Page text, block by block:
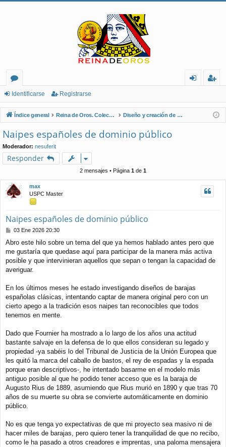
or
os
nt
ifi
ist
ra
Identificarse Registrarse
Índice general Reina de Oros. Coleccionistas de Naipes. Diseño y creación de naipes
Naipes españoles de dominio público
Moderador: nesuferit
Responder
2 mensajes • Página 1 de 1
max
USPC Master
Naipes españoles de dominio público
M
n
s
a
j
03 Ene 2026 20:30
Abro este hilo sobre un tema del que ya hemos hablado antes pero que
me gustaría que quedase aquí para participar de la manera más activa
posible y que intervinieran aquellos que sepan o tengan la capacidad de
averiguar.
En los últimos meses he estado investigando diseños de barajas
españolas clásicas, intentando captar de manera original pero con un
cierto apego a la tradición esos naipes tan reconocibles que todos
tenemos en mente.
Dado que Fournier ha mostrado a lo largo de los años una actitud
bastante salvaje en la defensa de lo que ellos consideran su legado y
propiedad -ya sabéis lo del Tribunal de Justicia de la Unión Europea que
les quitó la marca del caballo de bastos, el rey de espadas y la espada
porque eran descriptivos-, he intentado basarme en el modelo más
antiguo posible al que he podido tener acceso que es la baraja de
Augusto Rius de 1889, asumiendo que Rius murió en 1890 y que tras 70
años de su muerte su obra se convierte automáticamente en dominio
público.
No es que tenga yo expectativas de que mi proyecto sea masivo ni de
hacer miles de barajas, pero quiero tener la tranquilidad de que no recibo,
como le ha pasado a otros creadores e imprentas, una paloma mensajera